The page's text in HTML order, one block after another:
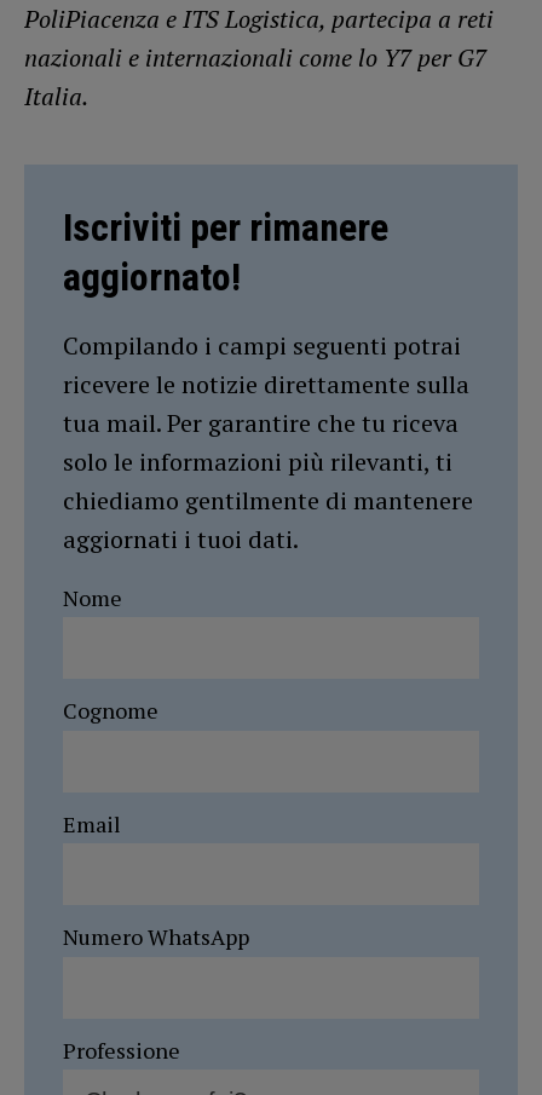
PoliPiacenza e ITS Logistica, partecipa a reti
nazionali e internazionali come lo Y7 per G7
Italia.
Iscriviti per rimanere
aggiornato!
Compilando i campi seguenti potrai
ricevere le notizie direttamente sulla
tua mail. Per garantire che tu riceva
solo le informazioni più rilevanti, ti
chiediamo gentilmente di mantenere
aggiornati i tuoi dati.
Nome
Cognome
Email
Numero WhatsApp
Professione